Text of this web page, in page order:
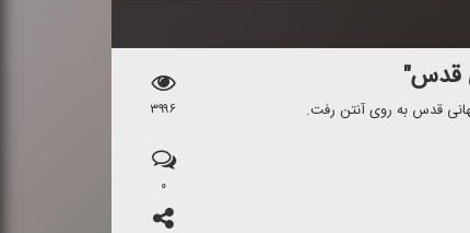
قدس"
قدس به روی آنتن رفت. ۳۹۹۶
۰